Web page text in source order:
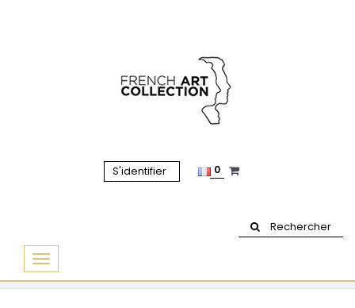
S'identifier 0
Rechercher
Basculer
la